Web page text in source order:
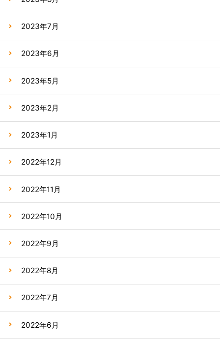
2023年7月
2023年6月
2023年5月
2023年2月
2023年1月
2022年12月
2022年11月
2022年10月
2022年9月
2022年8月
2022年7月
2022年6月